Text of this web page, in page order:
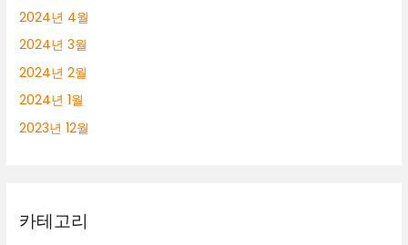
2024년 4월
2024년 3월
2024년 2월
2024년 1월
2023년 12월
카테고리